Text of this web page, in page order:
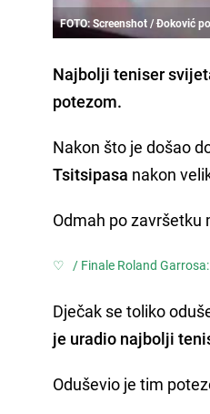
FOTO: Screenshot / Đoković
Najbolji teniser
potezom.
Nakon što je došao
Tsitsipasa nakon
Odmah po završetku
♡ / Finale Roland
Dječak se toliko
je uradio najbolji
Oduševio je tim